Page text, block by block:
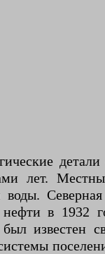
лет.
в 1932
известен